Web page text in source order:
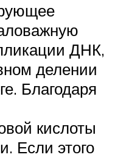
ДНК,
делении
Благодаря
кислоты
Если этого